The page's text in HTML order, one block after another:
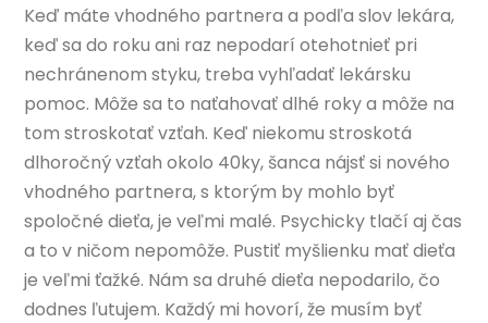
Keď máte vhodného partnera a podľa slov lekára,
keď sa do roku ani raz nepodarí otehotnieť pri
nechránenom styku, treba vyhľadať lekársku
pomoc. Môže sa to naťahovať dlhé roky a môže na
tom stroskotať vzťah. Keď niekomu stroskotá
dlhoročný vzťah okolo 40ky, šanca nájsť si nového
vhodného partnera, s ktorým by mohlo byť
spoločné dieťa, je veľmi malé. Psychicky tlačí aj čas
a to v ničom nepomôže. Pustiť myšlienku mať dieťa
je veľmi ťažké. Nám sa druhé dieťa nepodarilo, čo
dodnes ľutujem. Každý mi hovorí, že musím byť